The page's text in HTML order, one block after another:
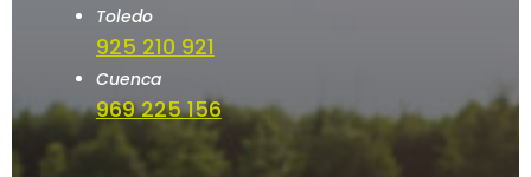
Toledo
925 210 921
Cuenca
969 225 156